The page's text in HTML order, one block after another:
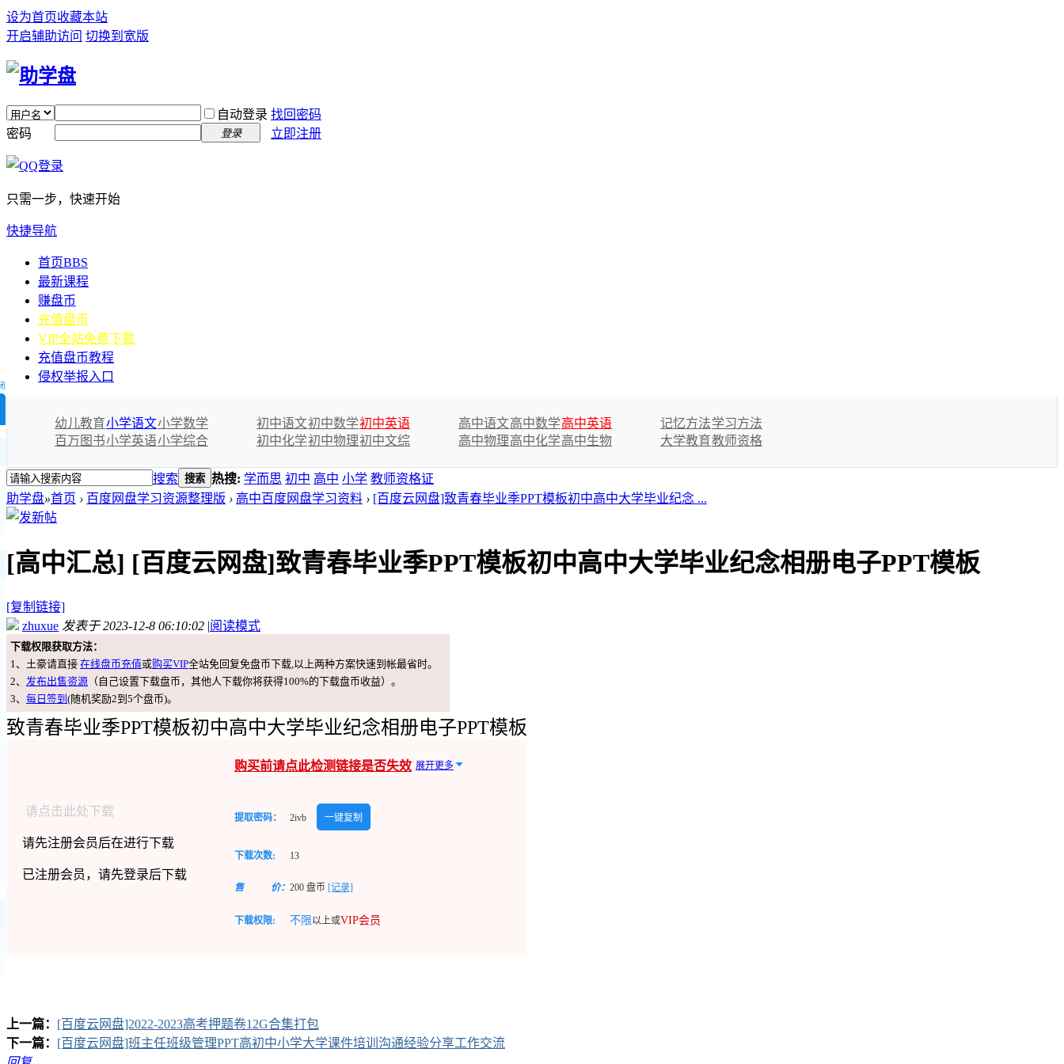
设为首页收藏本站
开启辅助访问 切换到宽版
自动登录 找回密码
密码
登录 立即注册
只需一步，快速开始
快捷导航
首页BBS
最新课程
赚盘币
充值盘币
VIP全站免费下载
充值盘币教程
侵权举报入口
幼儿教育小学语文小学数学
百万图书小学英语小学综合
初中语文初中数学初中英语
初中化学初中物理初中文综
高中语文高中数学高中英语
高中物理高中化学高中生物
记忆方法学习方法
大学教育教师资格
搜索 搜索 热搜: 学而思 初中 高中 小学 教师资格证
助学盘»首页 › 百度网盘学习资源整理版 › 高中百度网盘学习资料 › [百度云网盘]致青春毕业季PPT模板初中高中大学毕业纪念 ...
[高中汇总] [百度云网盘]致青春毕业季PPT模板初中高中大学毕业纪念相册电子PPT模板
[复制链接]
zhuxue 发表于 2023-12-8 06:10:02 |阅读模式
下载权限获取方法：
1、土豪请直接 在线盘币充值或购买VIP全站免回复免盘币下载,以上两种方案快速到帐最省时。
2、 发布出售资源 （自己设置下载盘币，其他人下载你将获得100%的下载盘币收益）。
3、 每日签到 (随机奖励2到5个盘币)。
致青春毕业季PPT模板初中高中大学毕业纪念相册电子PPT模板
请点击此处下载
请先注册会员后在进行下载
已注册会员，请先登录后下载
购买前请点此检测链接是否失效 展开更多
提取密码： 2ivb 一键复制
下载次数: 13
售 价： 200 盘币 [记录]
下载权限: 不限以上或VIP会员
上一篇： [百度云网盘]2022-2023高考押题卷12G合集打包
下一篇： [百度云网盘]班主任班级管理PPT高初中小学大学课件培训沟通经验分享工作交流